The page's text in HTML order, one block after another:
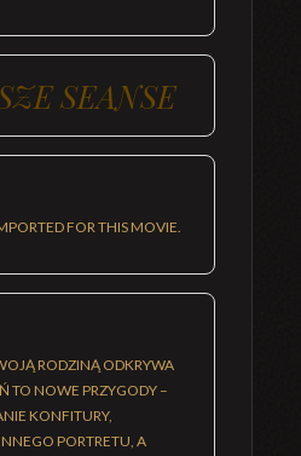
SEANSE
FOR THIS MOVIE.
RODZINĄ ODKRYWA
TO NOWE PRZYGODY –
KONFITURY,
PORTRETU, A